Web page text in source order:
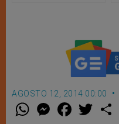
AGOSTO 12, 2014 00:00
W M
e
F
a w